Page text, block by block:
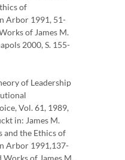
of
Arbor 1991, 51-
of James M.
2000, S. 155-
of Leadership
Vol. 61, 1989,
in: James M.
and the Ethics of
Arbor 1991,137-
Works of James M.